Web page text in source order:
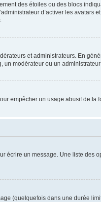
des étoiles ou des blocs
d’activer les avatars
et administrateurs. En
modérateur ou un
empêcher un usage abusif de la
écrire un message. Une liste des
(quelquefois dans une durée